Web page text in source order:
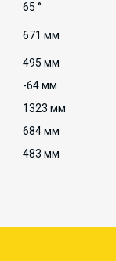
65 °
671 мм
495 мм
-64 мм
1323 мм
684 мм
483 мм